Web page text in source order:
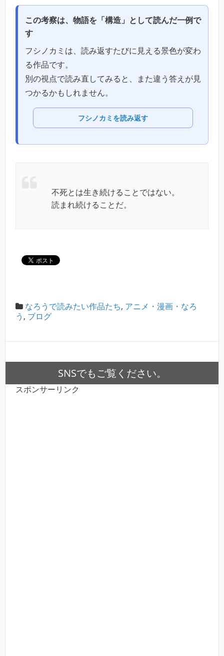
この考察は、物語を「構造」として読んだ一例で
す
フシノカミは、読み返すたびに見える景色が変わ
る作品です。
別の視点で読み直してみると、また違う答えが見
つかるかもしれません。
フシノカミを読み返す
不死とは生き続けることではない。
読まれ続けることだ。
なろうで読みたい作品たち, アニメ・漫画・なろ
う , ブログ
SNSでもご覧ください。
スポンサーリンク